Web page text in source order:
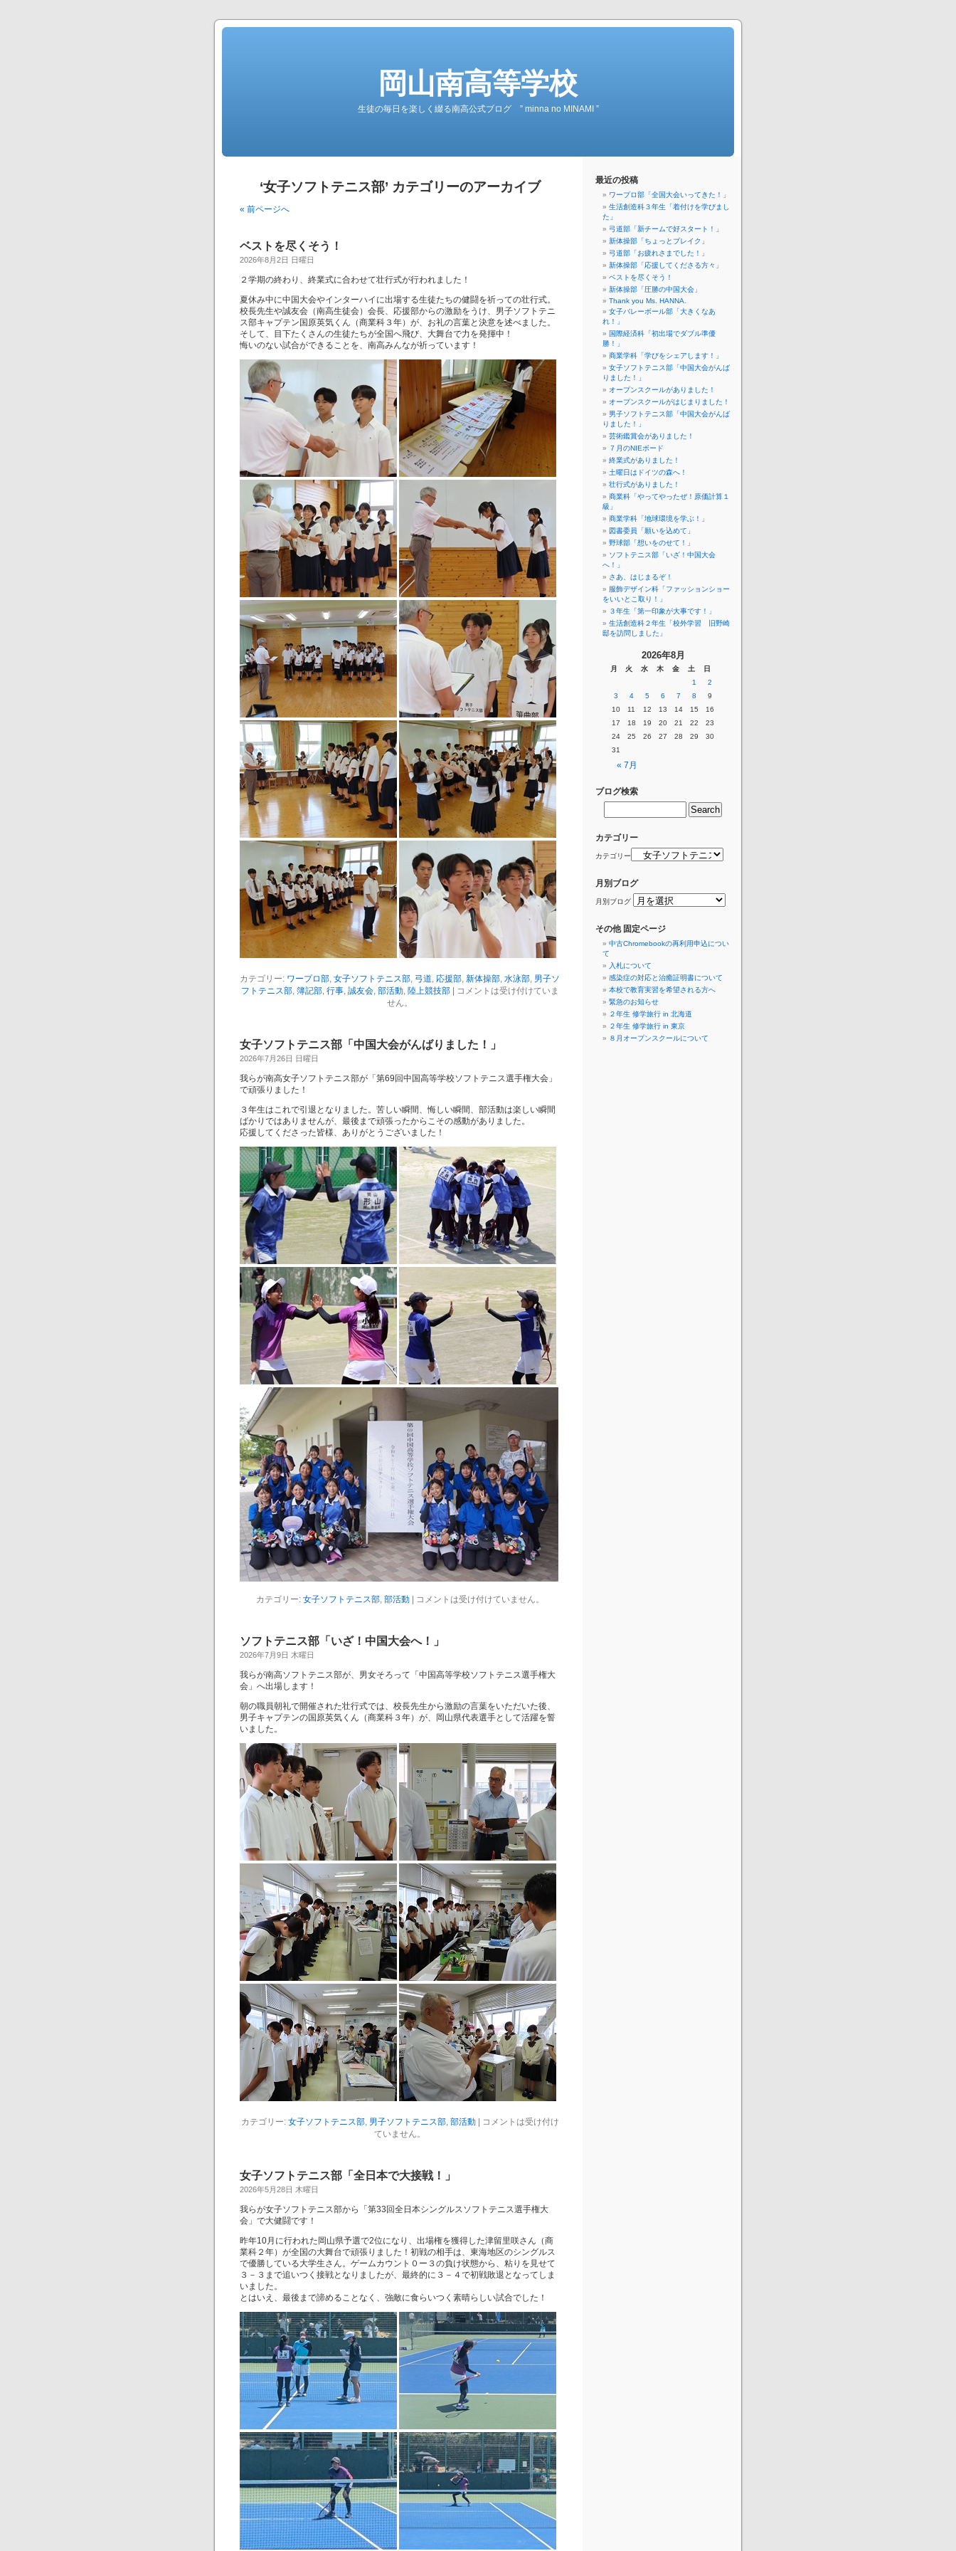
岡山南高等学校
生徒の毎日を楽しく綴る南高公式ブログ ” minna no MINAMI ”
‘女子ソフトテニス部’ カテゴリーのアーカイブ
« 前ページへ
ベストを尽くそう！
2026年8月2日 日曜日
２学期の終わり、終業式に合わせて壮行式が行われました！
夏休み中に中国大会やインターハイに出場する生徒たちの健闘を祈っての壮行式。
校長先生や誠友会（南高生徒会）会長、応援部からの激励をうけ、男子ソフトテニ
ス部キャプテン国原英気くん（商業科３年）が、お礼の言葉と決意を述べました。
そして、目下たくさんの生徒たちが全国へ飛び、大舞台で力を発揮中！
悔いのない試合ができることを、南高みんなが祈っています！
カテゴリー: ワープロ部, 女子ソフトテニス部, 弓道, 応援部, 新体操部, 水泳部, 男子ソ
フトテニス部, 簿記部, 行事, 誠友会, 部活動, 陸上競技部|
コメントは受け付けていま
せん。
女子ソフトテニス部「中国大会がんばりました！」
2026年7月26日 日曜日
我らが南高女子ソフトテニス部が「第69回中国高等学校ソフトテニス選手権大会」
で頑張りました！
３年生はこれで引退となりました。苦しい瞬間、悔しい瞬間、部活動は楽しい瞬間
ばかりではありませんが、最後まで頑張ったからこその感動がありました。
応援してくださった皆様、ありがとうございました！
カテゴリー: 女子ソフトテニス部, 部活動| コメントは受け付けていません。
ソフトテニス部「いざ！中国大会へ！」
2026年7月9日 木曜日
我らが南高ソフトテニス部が、男女そろって「中国高等学校ソフトテニス選手権大
会」へ出場します！
朝の職員朝礼で開催された壮行式では、校長先生から激励の言葉をいただいた後、
男子キャプテンの国原英気くん（商業科３年）が、岡山県代表選手として活躍を誓
いました。
カテゴリー: 女子ソフトテニス部, 男子ソフトテニス部, 部活動|
コメントは受け付け
ていません。
女子ソフトテニス部「全日本で大接戦！」
2026年5月28日 木曜日
我らが女子ソフトテニス部から「第33回全日本シングルスソフトテニス選手権大
会」で大健闘です！
昨年10月に行われた岡山県予選で2位になり、出場権を獲得した津留里咲さん（商
業科２年）が全国の大舞台で頑張りました！初戦の相手は、東海地区のシングルス
で優勝している大学生さん。ゲームカウント０ー３の負け状態から、粘りを見せて
３－３まで追いつく接戦となりましたが、最終的に３－４で初戦敗退となってしま
いました。
とはいえ、最後まで諦めることなく、強敵に食らいつく素晴らしい試合でした！
最近の投稿
ワープロ部「全国大会いってきた！」
生活創造科３年生「着付けを学びまし
た」
弓道部「新チームで好スタート！」
新体操部「ちょっとブレイク」
弓道部「お疲れさまでした！」
新体操部「応援してくださる方々」
ベストを尽くそう！
新体操部「圧勝の中国大会」
Thank you Ms. HANNA.
女子バレーボール部「大きくなあ
れ！」
国際経済科「初出場でダブル準優
勝！」
商業学科「学びをシェアします！」
女子ソフトテニス部「中国大会がんば
りました！」
オープンスクールがありました！
オープンスクールがはじまりました！
男子ソフトテニス部「中国大会がんば
りました！」
芸術鑑賞会がありました！
７月のNIEボード
終業式がありました！
土曜日はドイツの森へ！
壮行式がありました！
商業科「やってやったぜ！原価計算１
級」
商業学科「地球環境を学ぶ！」
図書委員「願いを込めて」
野球部「想いをのせて！」
ソフトテニス部「いざ！中国大会
へ！」
さあ、はじまるぞ！
服飾デザイン科「ファッションショー
をいいとこ取り！」
３年生「第一印象が大事です！」
生活創造科２年生「校外学習 旧野崎
邸を訪問しました」
2026年8月
月 火 水 木 金 土 日
« 7月
1
2
3
4 5 6 7 8
9
10
11 12 13 14 15
16
17
18 19 20 21 22
23
24
25 26 27 28 29
30
31
ブログ検索
カテゴリー
カテゴリー
月別ブログ
月別ブログ
その他 固定ページ
中古Chromebookの再利用申込につい
て
入札について
感染症の対応と治癒証明書について
本校で教育実習を希望される方へ
緊急のお知らせ
２年生 修学旅行 in 北海道
２年生 修学旅行 in 東京
８月オープンスクールについて